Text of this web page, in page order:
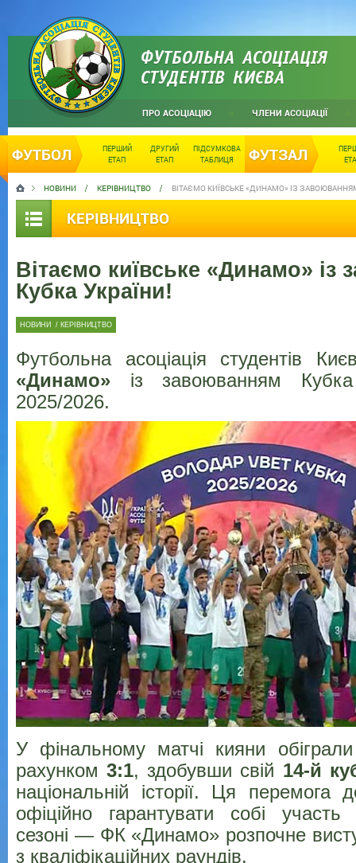
ФУТБОЛЬНА АСОЦІАЦІЯ
СТУДЕНТІВ КИЄВА
ПРО АСОЦІАЦІЮ ЧЛЕНИ АСОЦІАЦІЇ
ФУТБОЛ
ПЕРШИЙ
ЕТАП
ДРУГИЙ
ЕТАП
ПІДСУМКОВА
ТАБЛИЦЯ
ФУТЗАЛ
НОВИНИ КЕРІВНИЦТВО ВІТАЄМО КИЇВСЬКЕ «ДИНАМО» ІЗ
КЕРІВНИЦТВО
Вітаємо київське «Динамо» із
Кубка України!
НОВИНИ / КЕРІВНИЦТВО
Футбольна асоціація студентів
«Динамо» із завоюванням
2025/2026.
У фінальному матчі кияни
рахунком3:1, здобувши свій 14-й
національній історії. Ця перемога
офіційно гарантувати собі
сезоні — ФК «Динамо» розпочне
з кваліфікаційних раундів.